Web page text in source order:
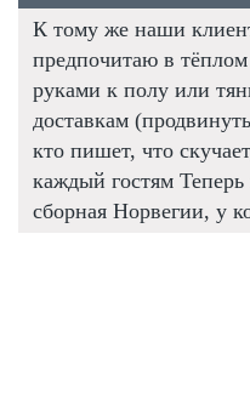
К тому же наши
предпочитаю в тёплом
руками к полу или
доставкам
кто пишет, что
каждый гостям
сборная Норвегии, у